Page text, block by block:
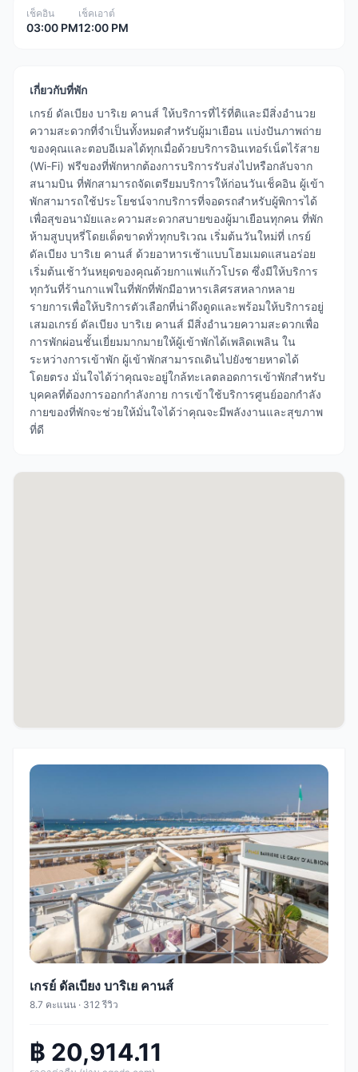
เช็คอิน
03:00 PM
เช็คเอาต์
12:00 PM
เกี่ยวกับที่พัก
เกรย์ ดัลเบียง บาริเย คานส์ ให้บริการที่ไร้ที่ติและมีสิ่งอำนวย
ความสะดวกที่จำเป็นทั้งหมดสำหรับผู้มาเยือน แบ่งปันภาพถ่าย
ของคุณและตอบอีเมลได้ทุกเมื่อด้วยบริการอินเทอร์เน็ตไร้สาย
(Wi-Fi) ฟรีของที่พักหากต้องการบริการรับส่งไปหรือกลับจาก
สนามบิน ที่พักสามารถจัดเตรียมบริการให้ก่อนวันเช็คอิน ผู้เข้า
พักสามารถใช้ประโยชน์จากบริการที่จอดรถสำหรับผู้พิการได้
เพื่อสุขอนามัยและความสะดวกสบายของผู้มาเยือนทุกคน ที่พัก
ห้ามสูบบุหรี่โดยเด็ดขาดทั่วทุกบริเวณ เริ่มต้นวันใหม่ที่ เกรย์
ดัลเบียง บาริเย คานส์ ด้วยอาหารเช้าแบบโฮมเมดแสนอร่อย
เริ่มต้นเช้าวันหยุดของคุณด้วยกาแฟแก้วโปรด ซึ่งมีให้บริการ
ทุกวันที่ร้านกาแฟในที่พักที่พักมีอาหารเลิศรสหลากหลาย
รายการเพื่อให้บริการตัวเลือกที่น่าดึงดูดและพร้อมให้บริการอยู่
เสมอเกรย์ ดัลเบียง บาริเย คานส์ มีสิ่งอำนวยความสะดวกเพื่อ
การพักผ่อนชั้นเยี่ยมมากมายให้ผู้เข้าพักได้เพลิดเพลิน ใน
ระหว่างการเข้าพัก ผู้เข้าพักสามารถเดินไปยังชายหาดได้
โดยตรง มั่นใจได้ว่าคุณจะอยู่ใกล้ทะเลตลอดการเข้าพักสำหรับ
บุคคลที่ต้องการออกกำลังกาย การเข้าใช้บริการศูนย์ออกกำลัง
กายของที่พักจะช่วยให้มั่นใจได้ว่าคุณจะมีพลังงานและสุขภาพ
ที่ดี
เกรย์ ดัลเบียง บาริเย คานส์
8.7 คะแนน · 312 รีวิว
฿ 20,914.11